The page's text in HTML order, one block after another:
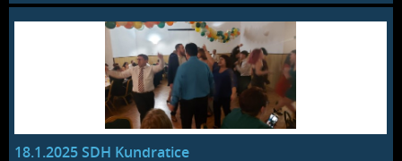
18.1.2025 SDH Kundratice